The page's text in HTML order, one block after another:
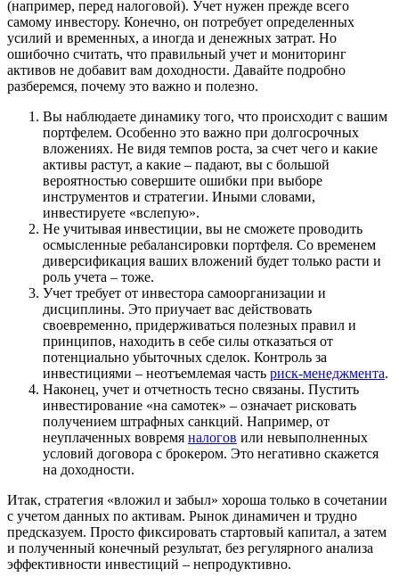
(например, перед налоговой). Учет нужен прежде всего
самому инвестору. Конечно, он потребует определенных
усилий и временных, а иногда и денежных затрат. Но
ошибочно считать, что правильный учет и мониторинг
активов не добавит вам доходности. Давайте подробно
разберемся, почему это важно и полезно.
Вы наблюдаете динамику того, что происходит с вашим
портфелем. Особенно это важно при долгосрочных
вложениях. Не видя темпов роста, за счет чего и какие
активы растут, а какие – падают, вы с большой
вероятностью совершите ошибки при выборе
инструментов и стратегии. Иными словами,
инвестируете «вслепую».
Не учитывая инвестиции, вы не сможете проводить
осмысленные ребалансировки портфеля. Со временем
диверсификация ваших вложений будет только расти и
роль учета – тоже.
Учет требует от инвестора самоорганизации и
дисциплины. Это приучает вас действовать
своевременно, придерживаться полезных правил и
принципов, находить в себе силы отказаться от
потенциально убыточных сделок. Контроль за
инвестициями – неотъемлемая часть риск-менеджмента.
Наконец, учет и отчетность тесно связаны. Пустить
инвестирование «на самотек» – означает рисковать
получением штрафных санкций. Например, от
неуплаченных вовремя налогов или невыполненных
условий договора с брокером. Это негативно скажется
на доходности.
Итак, стратегия «вложил и забыл» хороша только в сочетании
с учетом данных по активам. Рынок динамичен и трудно
предсказуем. Просто фиксировать стартовый капитал, а затем
и полученный конечный результат, без регулярного анализа
эффективности инвестиций – непродуктивно.